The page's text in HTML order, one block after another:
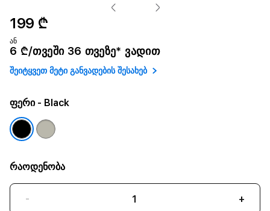
199 ₾
ან
6 ₾/თვეში 36 თვეზე* ვადით
შეიტყვეთ მეტი განვადების შესახებ
ფერი- Black
რაოდენობა
- +